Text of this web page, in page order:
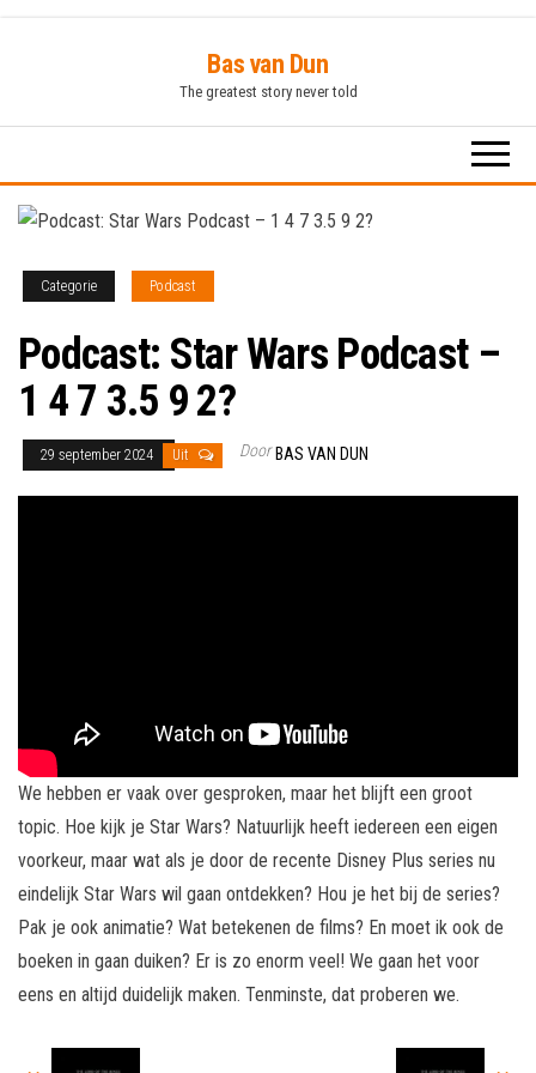
inhoud
Bas van Dun
The greatest story never told
Categorie Podcast
Podcast: Star Wars Podcast –
1 4 7 3.5 9 2?
29 september 2024 Uit Door BAS VAN DUN
We hebben er vaak over gesproken, maar het blijft een groot
topic. Hoe kijk je Star Wars? Natuurlijk heeft iedereen een eigen
voorkeur, maar wat als je door de recente Disney Plus series nu
eindelijk Star Wars wil gaan ontdekken? Hou je het bij de series?
Pak je ook animatie? Wat betekenen de films? En moet ik ook de
boeken in gaan duiken? Er is zo enorm veel! We gaan het voor
eens en altijd duidelijk maken. Tenminste, dat proberen we.